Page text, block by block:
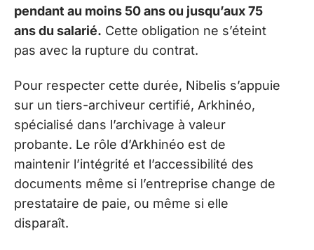
pendant au moins 50 ans ou jusqu’aux 75
ans du salarié. Cette obligation ne s’éteint
pas avec la rupture du contrat.
Pour respecter cette durée, Nibelis s’appuie
sur un tiers-archiveur certifié, Arkhinéo,
spécialisé dans l’archivage à valeur
probante. Le rôle d’Arkhinéo est de
maintenir l’intégrité et l’accessibilité des
documents même si l’entreprise change de
prestataire de paie, ou même si elle
disparaît.